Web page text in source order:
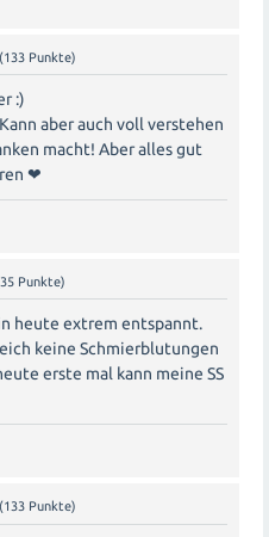
(133 Punkte)
:)
aber auch voll verstehen
macht! Aber alles gut
❤
35 Punkte)
heute extrem entspannt.
keine Schmierblutungen
erste mal kann meine SS
(133 Punkte)